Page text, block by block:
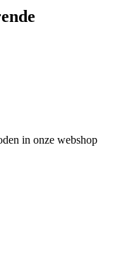
in onze webshop